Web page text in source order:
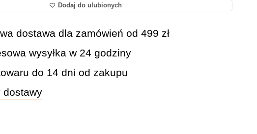
Dodaj do ulubionych
dostawa dla zamówień od 499 zł
wysyłka w 24 godziny
do 14 dni od zakupu
dostawy